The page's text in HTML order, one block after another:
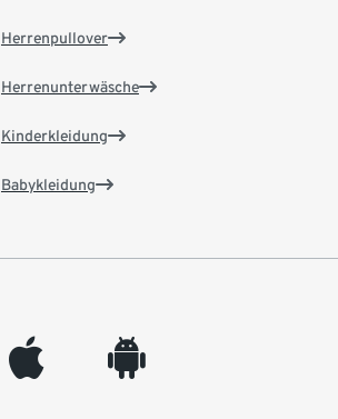
Herrenpullover
Herrenunterwäsche
Kinderkleidung
Babykleidung
appleinc android